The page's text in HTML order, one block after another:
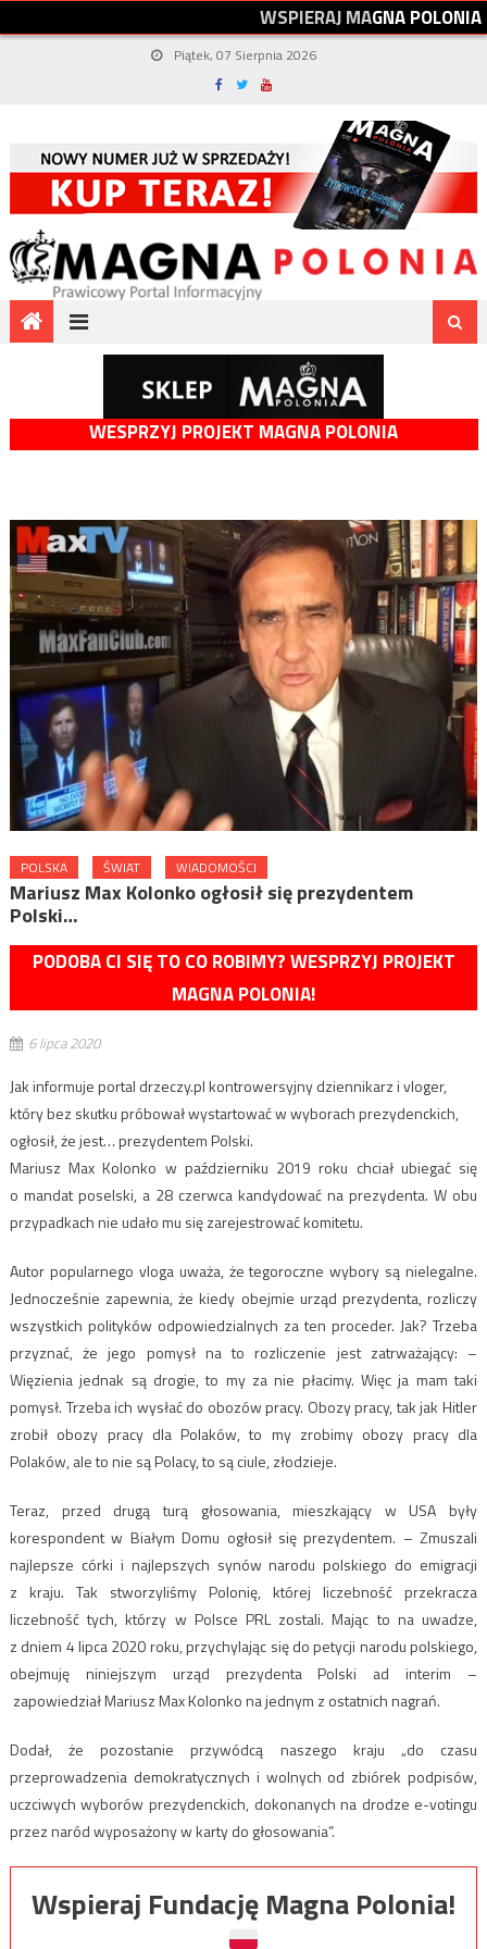
WSPIERAJMAGNAPOLONIA
Piątek, 07 Sierpnia 2026
WESPRZYJ PROJEKT MAGNA POLONIA
POLSKA ŚWIAT WIADOMOŚCI
Mariusz Max Kolonko ogłosił się prezydentem
Polski…
PODOBA CI SIĘ TO CO ROBIMY? WESPRZYJ PROJEKT
MAGNA POLONIA!
6 lipca 2020
Jak informuje portal drzeczy.pl kontrowersyjny dziennikarz i vloger,
który bez skutku próbował wystartować w wyborach prezydenckich,
ogłosił, że jest… prezydentem Polski.
Mariusz Max Kolonko w październiku 2019 roku chciał ubiegać się
o mandat poselski, a 28 czerwca kandydować na prezydenta. W obu
przypadkach nie udało mu się zarejestrować komitetu.
Autor popularnego vloga uważa, że tegoroczne wybory są nielegalne.
Jednocześnie zapewnia, że kiedy obejmie urząd prezydenta, rozliczy
wszystkich polityków odpowiedzialnych za ten proceder. Jak? Trzeba
przyznać, że jego pomysł na to rozliczenie jest zatrważający: –
Więzienia jednak są drogie, to my za nie płacimy. Więc ja mam taki
pomysł. Trzeba ich wysłać do obozów pracy. Obozy pracy, tak jak Hitler
zrobił obozy pracy dla Polaków, to my zrobimy obozy pracy dla
Polaków, ale to nie są Polacy, to są ciule, złodzieje.
Teraz, przed drugą turą głosowania, mieszkający w USA były
korespondent w Białym Domu ogłosił się prezydentem. – Zmuszali
najlepsze córki i najlepszych synów narodu polskiego do emigracji
z kraju. Tak stworzyliśmy Polonię, której liczebność przekracza
liczebność tych, którzy w Polsce PRL zostali. Mając to na uwadze,
z dniem 4 lipca 2020 roku, przychylając się do petycji narodu polskiego,
obejmuję niniejszym urząd prezydenta Polski ad interim –
zapowiedział Mariusz Max Kolonko na jednym z ostatnich nagrań.
Dodał, że pozostanie przywódcą naszego kraju „do czasu
przeprowadzenia demokratycznych i wolnych od zbiórek podpisów,
uczciwych wyborów prezydenckich, dokonanych na drodze e-votingu
przez naród wyposażony w karty do głosowania”.
Wspieraj Fundację Magna Polonia!